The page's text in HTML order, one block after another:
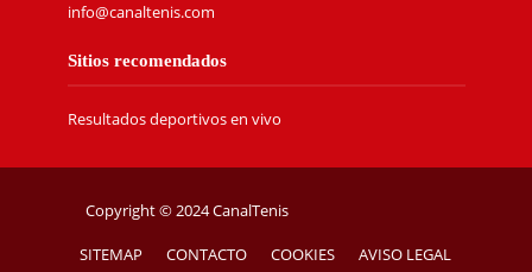
info@canaltenis.com
Sitios recomendados
Resultados deportivos en vivo
Copyright © 2024 CanalTenis
SITEMAP CONTACTO COOKIES AVISO LEGAL